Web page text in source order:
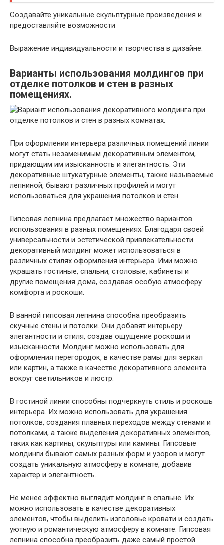
Создавайте уникальные скульптурные произведения и
предоставляйте возможности
Выражение индивидуальности и творчества в дизайне.
Варианты использования молдингов при
отделке потолков и стен в разных
помещениях.
При оформлении интерьера различных помещений линии
могут стать незаменимым декоративным элементом,
придающим им изысканность и элегантность. Эти
декоративные штукатурные элементы, также называемые
лепниной, бывают различных профилей и могут
использоваться для украшения потолков и стен.
Гипсовая лепнина предлагает множество вариантов
использования в разных помещениях. Благодаря своей
универсальности и эстетической привлекательности
декоративный молдинг может использоваться в
различных стилях оформления интерьера. Ими можно
украшать гостиные, спальни, столовые, кабинеты и
другие помещения дома, создавая особую атмосферу
комфорта и роскоши.
В ванной гипсовая лепнина способна преобразить
скучные стены и потолки. Они добавят интерьеру
элегантности и стиля, создав ощущение роскоши и
изысканности. Молдинг можно использовать для
оформления перегородок, в качестве рамы для зеркал
или картин, а также в качестве декоративного элемента
вокруг светильников и люстр.
В гостиной линии способны подчеркнуть стиль и роскошь
интерьера. Их можно использовать для украшения
потолков, создания плавных переходов между стенами и
потолками, а также выделения декоративных элементов,
таких как картины, скульптуры или камины. Гипсовые
молдинги бывают самых разных форм и узоров и могут
создать уникальную атмосферу в комнате, добавив
характер и элегантность.
Не менее эффектно выглядит молдинг в спальне. Их
можно использовать в качестве декоративных
элементов, чтобы выделить изголовье кровати и создать
уютную и романтическую атмосферу в комнате. Гипсовая
лепнина способна преобразить даже самый простой